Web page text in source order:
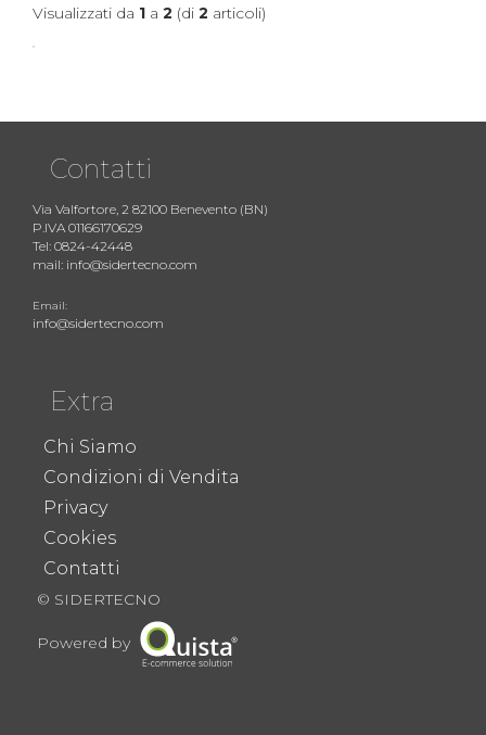
Visualizzati da 1 a 2 (di 2 articoli)
Contatti
Via Valfortore, 2 82100 Benevento (BN)
P.IVA 01166170629
Tel: 0824-42448
mail: info@sidertecno.com
Email:
info@sidertecno.com
Extra
Chi Siamo
Condizioni di Vendita
Privacy
Cookies
Contatti
© SIDERTECNO
Powered by